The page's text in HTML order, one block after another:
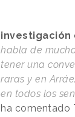
investigación
habla de
tener una
raras y en
en todos los
ha comentado